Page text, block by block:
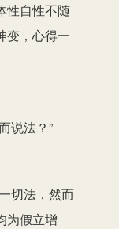
性自性不随
变，心得一
说法？”
切法，然而
为假立增